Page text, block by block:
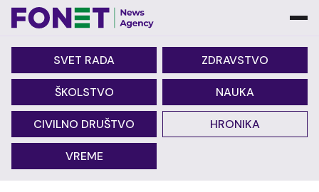
SVET RADA ZDRAVSTVO
ŠKOLSTVO NAUKA
CIVILNO DRUŠTVO HRONIKA
VREME